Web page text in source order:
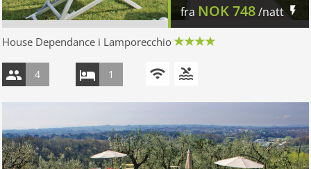
fra NOK748/natt
House Dependance i Lamporecchio
4 1